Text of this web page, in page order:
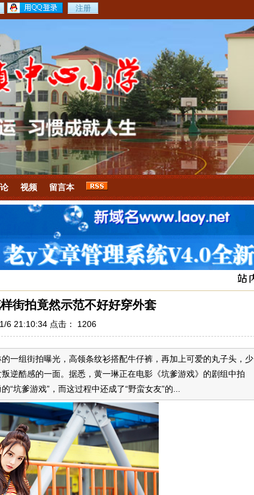
视频 留言本
街拍竟然示范不好好穿外套
6 21:10:34 点击： 1206
组街拍曝光，高领条纹衫搭配牛仔裤，再加上可爱的丸子头，少
逆酷感的一面。据悉，黄一琳正在电影《坑爹游戏》的剧组中拍
坑爹游戏”，而这过程中还成了“野蛮女友”的...